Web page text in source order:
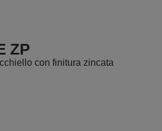
ZP
con finitura zincata